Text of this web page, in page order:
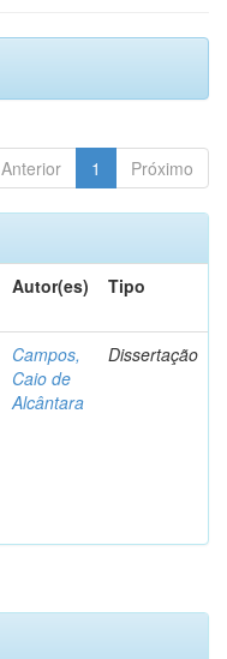
Anterior 1 Próximo
Autor(es) Tipo
Campos,
Caio de
Alcântara
Dissertação